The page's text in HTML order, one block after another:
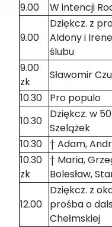
9.00
W intencji
9.00
Dziękcz. z
Aldony i
ślubu
9.00
zk
Sławomir
10.30
Pro populo
10.30
Dziękcz. w
Szelążek
10.30 † Adam,
10.30
zk
† Maria,
Bolesław,
12.00
Dziękcz. z
prośba o
Chełmskiej